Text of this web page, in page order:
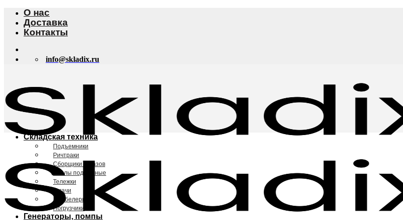
Skip
content
О нас
Доставка
Контакты
info@skladix.ru
Складская техника
Подъемники
Ричтраки
Сборщики заказов
Столы подъемные
Тележки
Тягачи
Штабелеры
Погрузчики
Генераторы, помпы